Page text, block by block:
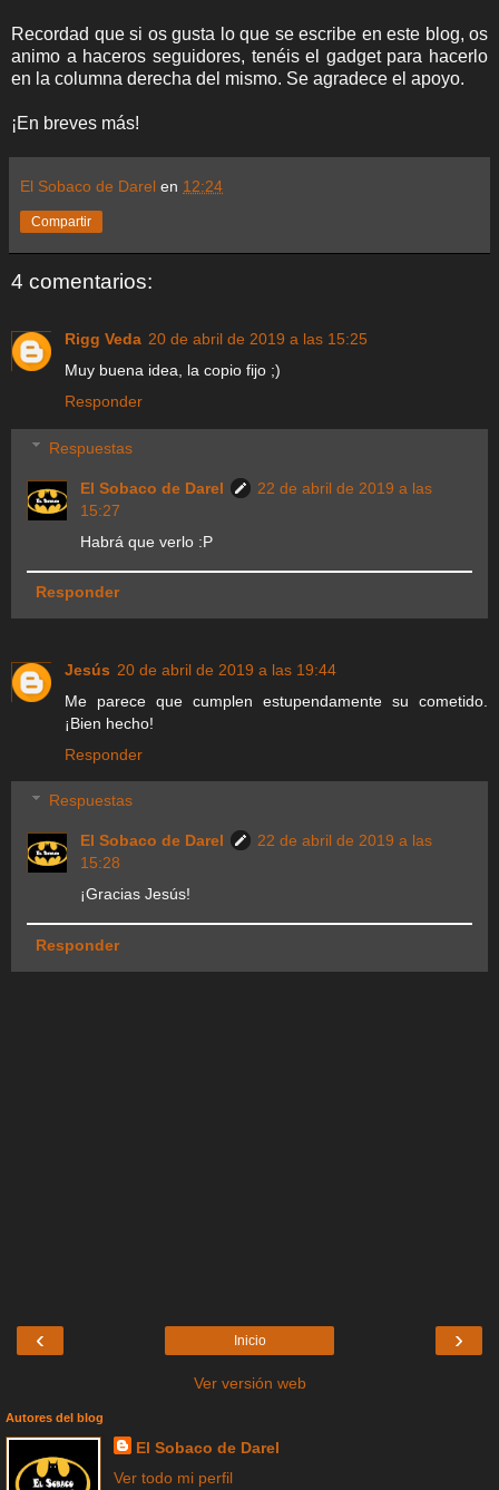
Recordad que si os gusta lo que se escribe en este blog, os
animo a haceros seguidores, tenéis el gadget para hacerlo
en la columna derecha del mismo. Se agradece el apoyo.
¡En breves más!
El Sobaco de Darel en 12:24
Compartir
4 comentarios:
Rigg Veda 20 de abril de 2019 a las 15:25
Muy buena idea, la copio fijo ;)
Responder
Respuestas
El Sobaco de Darel
22 de abril de 2019 a las
15:27
Habrá que verlo :P
Responder
Jesús 20 de abril de 2019 a las 19:44
Me parece que cumplen estupendamente su cometido.
¡Bien hecho!
Responder
Respuestas
El Sobaco de Darel
22 de abril de 2019 a las
15:28
¡Gracias Jesús!
Responder
‹ ›
Inicio
Ver versión web
Autores del blog
El Sobaco de Darel
Ver todo mi perfil